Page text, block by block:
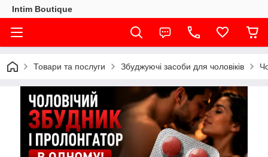
Intim Boutique
Товари та послуги Збуджуючі засоби для чоловіків